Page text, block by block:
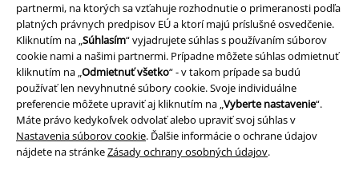
partnermi, na ktorých sa vzťahuje rozhodnutie o primeranosti podľa
platných právnych predpisov EÚ a ktorí majú príslušné osvedčenie.
Kliknutím na „Súhlasím“ vyjadrujete súhlas s používaním súborov
cookie nami a našimi partnermi. Prípadne môžete súhlas odmietnuť
kliknutím na „Odmietnuť všetko“ - v takom prípade sa budú
používať len nevyhnutné súbory cookie. Svoje individuálne
preferencie môžete upraviť aj kliknutím na „Vyberte nastavenie“.
Máte právo kedykoľvek odvolať alebo upraviť svoj súhlas v
Nastavenia súborov cookie. Ďalšie informácie o ochrane údajov
nájdete na stránkeZásady ochrany osobných údajov.
Právne informácie
Podmienky
Imprint
Ochrana osobných údajov